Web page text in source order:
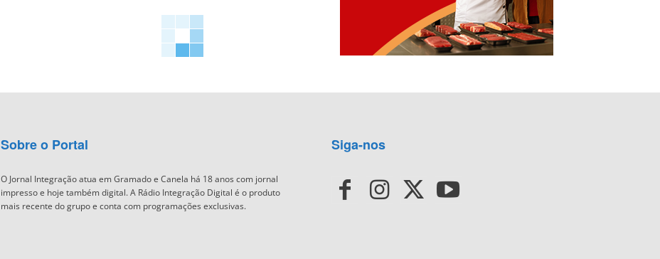
Sobre o Portal
O Jornal Integração atua em Gramado e Canela há 18 anos com jornal
impresso e hoje também digital. A Rádio Integração Digital é o produto
mais recente do grupo e conta com programações exclusivas.
Siga-nos